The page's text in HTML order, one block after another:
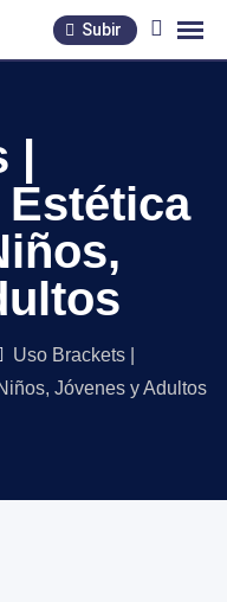
Subir
|
Uso Brackets |
Jóvenes y Adultos